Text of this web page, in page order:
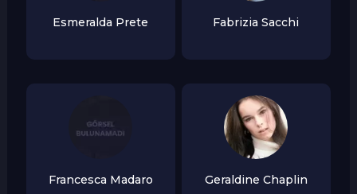
Esmeralda Prete Fabrizia Sacchi
Francesca Madaro Geraldine Chaplin